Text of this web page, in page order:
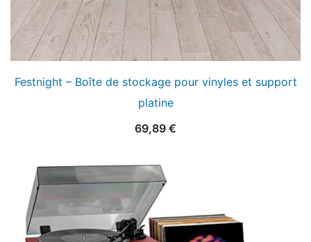
Festnight – Boîte de stockage pour vinyles et support
platine
69,89 €